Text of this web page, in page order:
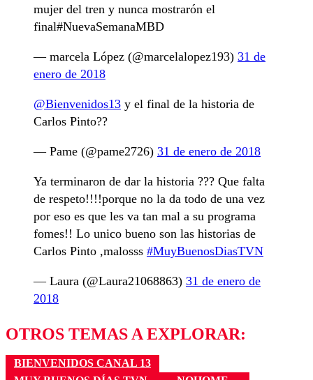
mujer del tren y nunca mostrarón el
final#NuevaSemanaMBD
— marcela López (@marcelalopez193) 31 de
enero de 2018
@Bienvenidos13 y el final de la historia de
Carlos Pinto??
— Pame (@pame2726) 31 de enero de 2018
Ya terminaron de dar la historia ??? Que falta
de respeto!!!!porque no la da todo de una vez
por eso es que les va tan mal a su programa
fomes!! Lo unico bueno son las historias de
Carlos Pinto ,malosss #MuyBuenosDiasTVN
— Laura (@Laura21068863) 31 de enero de
2018
OTROS TEMAS A EXPLORAR:
BIENVENIDOS CANAL 13